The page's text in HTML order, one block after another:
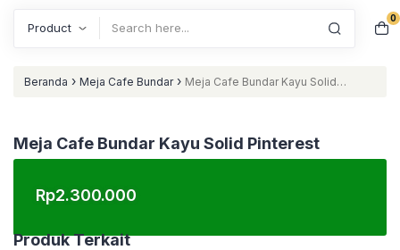
0
Beranda › Meja Cafe Bundar › Meja Cafe Bundar Kayu Solid
Meja Cafe Bundar Kayu Solid Pinterest
Rp2.300.000
Produk Terkait